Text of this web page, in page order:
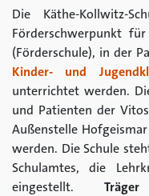
Die Käthe-Kollwitz-
Förderschwerpunkt
(Förderschule), in der
Kinder- und
unterrichtet werden.
und Patienten der
Außenstelle
werden. Die Schule
Schulamtes, die
eingestellt.